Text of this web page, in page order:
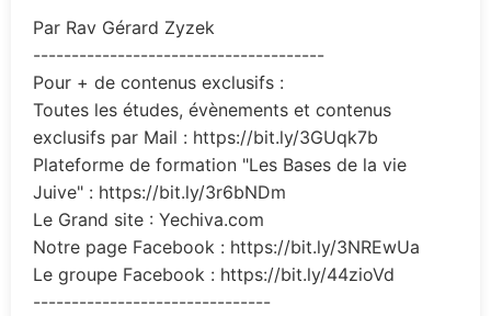
Par Rav Gérard Zyzek
--------------------------------------
Pour + de contenus exclusifs :
Toutes les études, évènements et contenus
exclusifs par Mail : https://bit.ly/3GUqk7b
Plateforme de formation "Les Bases de la vie
Juive" : https://bit.ly/3r6bNDm
Le Grand site : Yechiva.com
Notre page Facebook : https://bit.ly/3NREwUa
Le groupe Facebook : https://bit.ly/44zioVd
-------------------------------